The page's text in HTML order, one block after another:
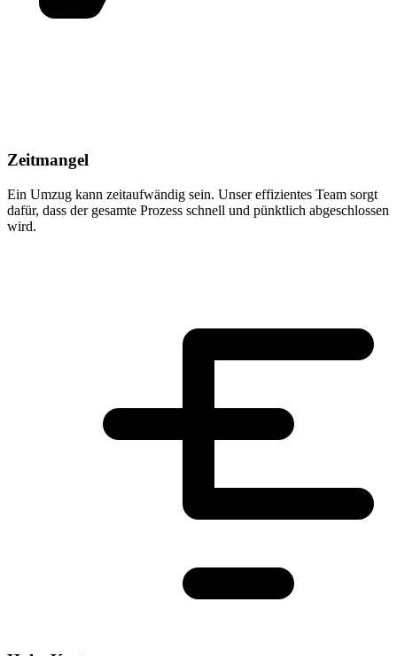
Zeitmangel
Ein Umzug kann zeitaufwändig sein. Unser effizientes Team sorgt
dafür, dass der gesamte Prozess schnell und pünktlich abgeschlossen
wird.